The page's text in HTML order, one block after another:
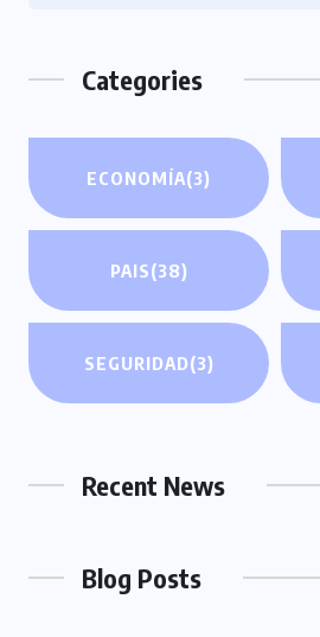
Categories
ECONOMÍA(3)
PAIS(38)
SEGURIDAD(3)
Recent News
Blog Posts